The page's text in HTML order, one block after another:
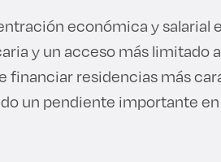
económica y salarial
y un acceso más limitado
financiar residencias más
un pendiente importante